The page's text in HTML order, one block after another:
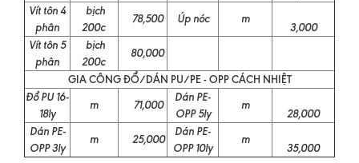
Vít tôn 4
phân
bịch
200c
78,500 Úp nóc m
3,000
Vít tôn 5
phân
bịch
200c
80,000
GIA CÔNG ĐỔ/DÁN PU/PE - OPP CÁCH NHIỆT
Đổ PU 16-
18ly
m 71,000
Dán PE-
OPP 5ly
m
28,000
Dán PE-
OPP 3ly
m 25,000
Dán PE-
OPP 10ly
m
35,000